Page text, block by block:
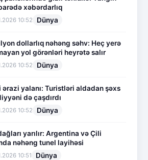
xəbərdarlıq
10:52 Dünya
dollarlıq nəhəng səhv: Heç yerə
yol görənləri heyrətə salır
10:52 Dünya
ərazi yalanı: Turistləri aldadan şəxs
də çaşdırdı
10:52 Dünya
yarılır: Argentina və Çili
nəhəng tunel layihəsi
10:51 Dünya